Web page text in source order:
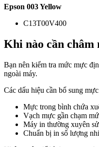
Epson 003 Yellow
C13T00V400
Khi nào cần châm
Bạn nên kiểm tra mức mực
ngoài máy.
Các dấu hiệu cần bổ sung
Mực trong bình chứa
Vạch mực gần chạm
Máy in thường xuyên
Chuẩn bị in số lượng